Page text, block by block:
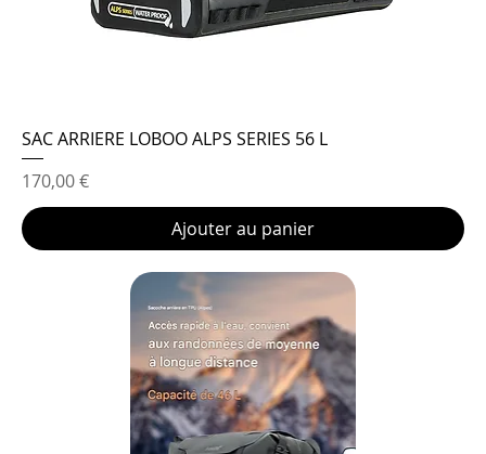
SAC ARRIERE LOBOO ALPS SERIES 56 L
Prix
170,00 €
Ajouter au panier